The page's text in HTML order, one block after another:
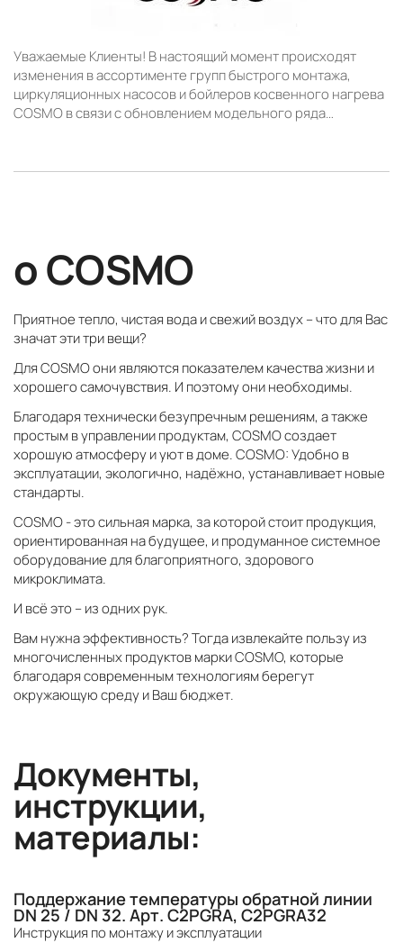
Уважаемые Клиенты! В настоящий момент происходят
изменения в ассортименте групп быстрого монтажа,
циркуляционных насосов и бойлеров косвенного нагрева
COSMO в связи с обновлением модельного ряда…
о COSMO
Приятное тепло, чистая вода и свежий воздух – что для Вас
значат эти три вещи?
Для COSMO они являются показателем качества жизни и
хорошего самочувствия. И поэтому они необходимы.
Благодаря технически безупречным решениям, а также
простым в управлении продуктам, COSMO создает
хорошую атмосферу и уют в доме. COSMO: Удобно в
эксплуатации, экологично, надёжно, устанавливает новые
стандарты.
COSMO - это сильная марка, за которой стоит продукция,
ориентированная на будущее, и продуманное системное
оборудование для благоприятного, здорового
микроклимата.
И всё это – из одних рук.
Вам нужна эффективность? Тогда извлекайте пользу из
многочисленных продуктов марки COSMO, которые
благодаря современным технологиям берегут
окружающую среду и Ваш бюджет.
Документы,
инструкции,
материалы:
Поддержание температуры обратной линии
DN 25 / DN 32. Арт. C2PGRA, C2PGRA32
Инструкция по монтажу и эксплуатации